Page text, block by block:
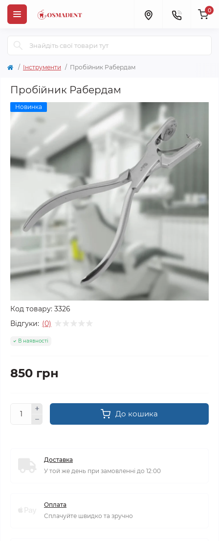
0
Інструменти Пробійник Рабердам
Пробійник Рабердам
Новинка
Код товару: 3326
Відгуки: (0)
В наявності
850 грн
До кошика
Доставка
У той же день при замовленні до 12:00
Оплата
Сплачуйте швидко та зручно